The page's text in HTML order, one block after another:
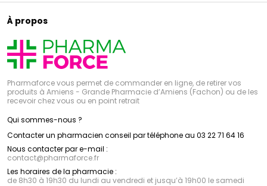
À propos
Pharmaforce vous permet de commander en ligne, de retirer vos
produits à Amiens - Grande Pharmacie d’Amiens (Fachon) ou de les
recevoir chez vous ou en point retrait
Qui sommes-nous ?
Contacter un pharmacien conseil par téléphone au 03 22 71 64 16
Nous contacter par e-mail :
contact@pharmaforce.fr
Les horaires de la pharmacie :
de 8h30 à 19h30 du lundi au vendredi et jusqu’à 19h00 le samedi